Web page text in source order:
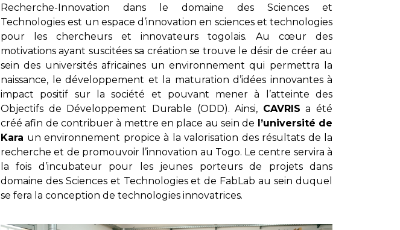
Recherche-Innovation dans le domaine des Sciences et
Technologies est un espace d’innovation en sciences et technologies
pour les chercheurs et innovateurs togolais. Au cœur des
motivations ayant suscitées sa création se trouve le désir de créer au
sein des universités africaines un environnement qui permettra la
naissance, le développement et la maturation d’idées innovantes à
impact positif sur la société et pouvant mener à l’atteinte des
Objectifs de Développement Durable (ODD). Ainsi, CAVRIS a été
créé afin de contribuer à mettre en place au sein de
l’université de
Kara un environnement propice à la valorisation des résultats de la
recherche et de promouvoir l’innovation au Togo. Le centre servira à
la fois d’incubateur pour les jeunes porteurs de projets dans
domaine des Sciences et Technologies et de FabLab au sein duquel
se fera la conception de technologies innovatrices.